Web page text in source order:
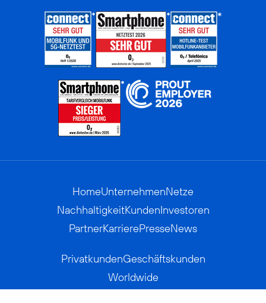
HomeUnternehmenNetze
NachhaltigkeitKundenInvestoren
PartnerKarrierePresseNews
PrivatkundenGeschäftskunden
Worldwide